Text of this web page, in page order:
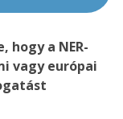
hogy a NER-
vagy európai